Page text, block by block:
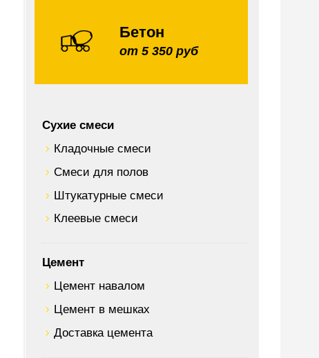
Бетон
от 5 350 руб
Сухие смеси
Кладочные смеси
Смеси для полов
Штукатурные смеси
Клеевые смеси
Цемент
Цемент навалом
Цемент в мешках
Доставка цемента